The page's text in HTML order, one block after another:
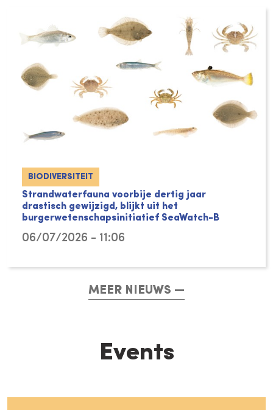
BIODIVERSITEIT
Strandwaterfauna voorbije dertig jaar
drastisch gewijzigd, blijkt uit het
burgerwetenschapsinitiatief SeaWatch-B
06/07/2026 - 11:06
MEER NIEUWS
Events